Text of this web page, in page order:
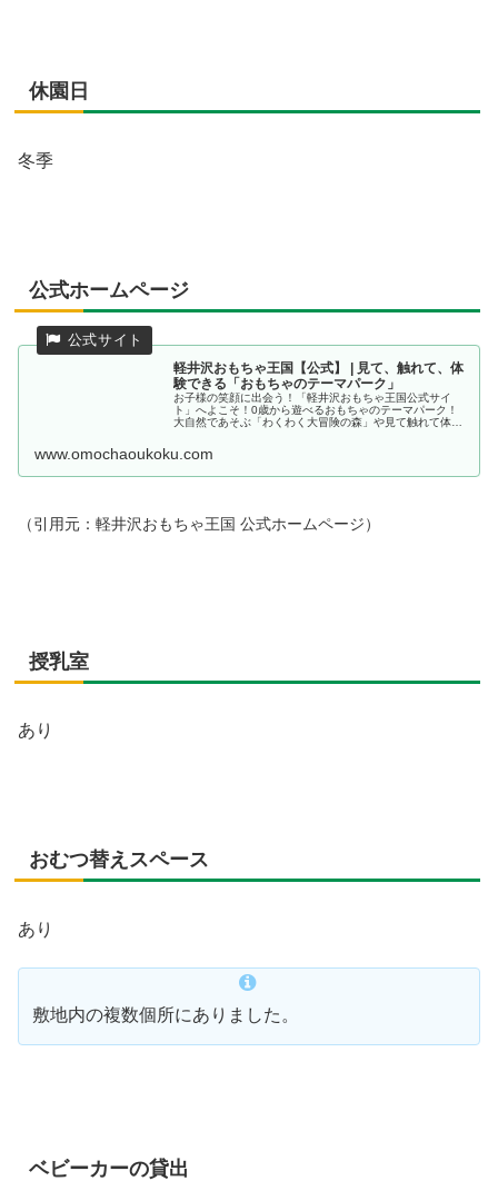
休園日
冬季
公式ホームページ
軽井沢おもちゃ王国【公式】 | 見て、触れて、体
験できる「おもちゃのテーマパーク」
お子様の笑顔に出会う！「軽井沢おもちゃ王国公式サイ
ト」へよこそ！0歳から遊べるおもちゃのテーマパーク！
大自然であそぶ「わくわく大冒険の森」や見て触れて体験
www.omochaoukoku.com
（引用元：軽井沢おもちゃ王国 公式ホームページ）
授乳室
あり
おむつ替えスペース
あり
敷地内の複数個所にありました。
ベビーカーの貸出